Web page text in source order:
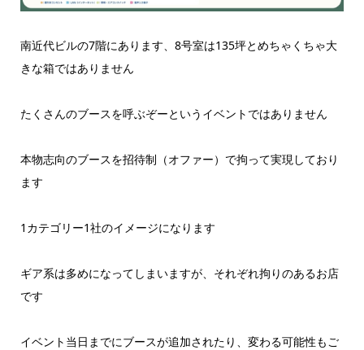
南近代ビルの7階にあります、8号室は135坪とめちゃくちゃ大
きな箱ではありません
たくさんのブースを呼ぶぞーというイベントではありません
本物志向のブースを招待制（オファー）で拘って実現しており
ます
1カテゴリー1社のイメージになります
ギア系は多めになってしまいますが、それぞれ拘りのあるお店
です
イベント当日までにブースが追加されたり、変わる可能性もご